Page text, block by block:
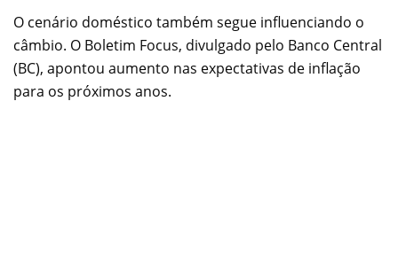
O cenário doméstico também segue influenciando o
câmbio. O Boletim Focus, divulgado pelo Banco Central
(BC), apontou aumento nas expectativas de inflação
para os próximos anos.